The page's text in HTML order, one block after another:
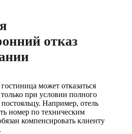
отказ
может отказаться
при условии полного
Например, отель
номер по техническим
компенсировать клиенту